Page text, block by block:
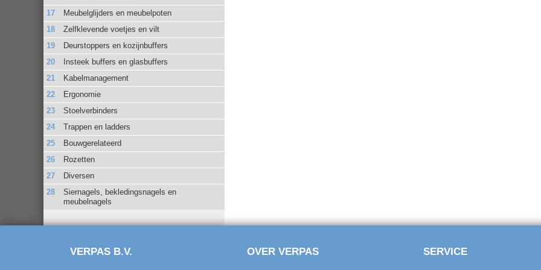
Meubelglijders en meubelpoten
Zelfklevende voetjes en vilt
Deurstoppers en kozijnbuffers
Insteek buffers en glasbuffers
Kabelmanagement
Ergonomie
Stoelverbinders
Trappen en ladders
Bouwgerelateerd
Rozetten
Diversen
Siernagels, bekledingsnagels en
meubelnagels
VERPAS B.V. OVER VERPAS SERVICE